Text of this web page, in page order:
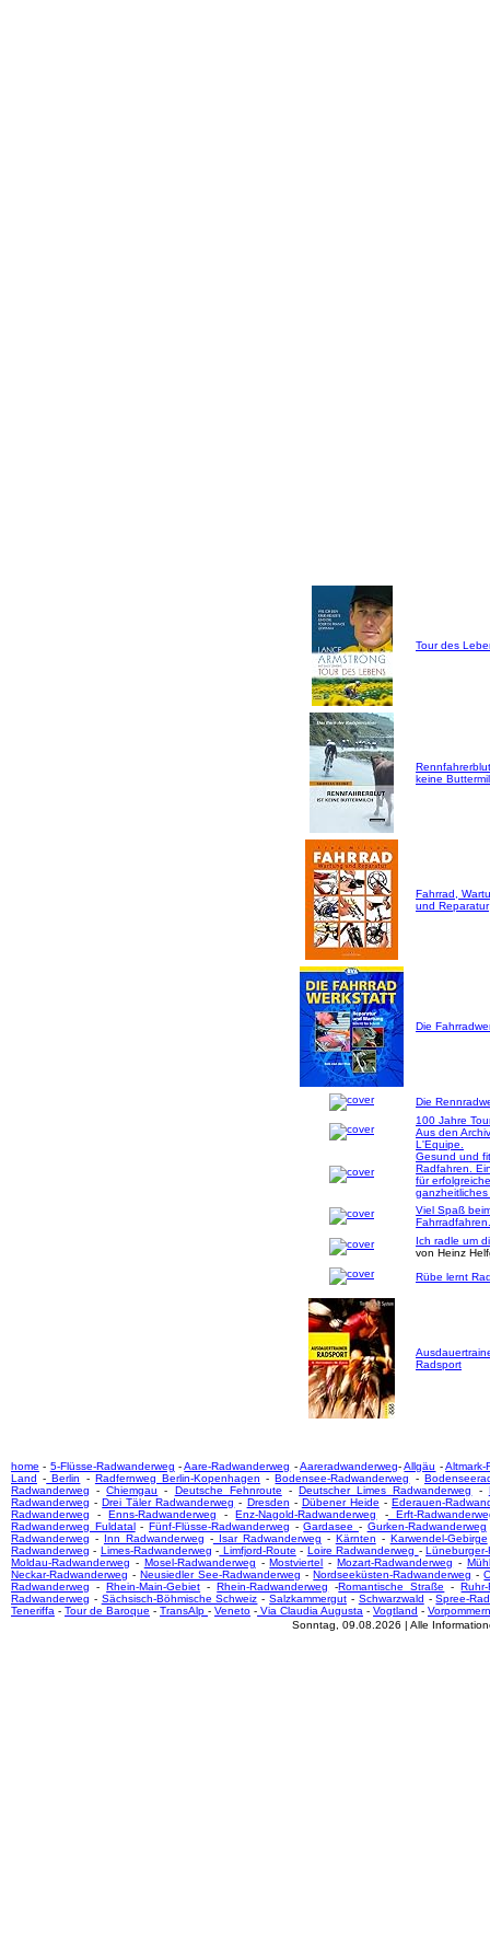
Tour des
keine
Fahrrad,
und Reparatur
Die
Die
100 Jahre
Aus den
L'Equipe.
Gesund und
Radfahren.
für
Viel Spaß
Fahrradfahren.
Ich radle um
von Heinz
Rübe lernt
Radsport
home - 5-Flüsse-Radwanderweg -Aare-Radwanderweg -Aareradwanderweg-Allgäu -Altmark-
Land - Berlin - Radfernweg Berlin-Kopenhagen -Bodensee-Radwanderweg -
Radwanderweg -Chiemgau - Deutsche Fehnroute -Deutscher Limes Radwanderweg -
Radwanderweg -Drei Täler Radwanderweg - Dresden - Dübener Heide -Ederauen-
Radwanderweg -Enns-Radwanderweg -Enz-Nagold-Radwanderweg -Erft-
Radwanderweg Fuldatal- Fünf-Flüsse-Radwanderweg -Gardasee - Gurken-Radwanderweg
Radwanderweg - Inn Radwanderweg -Isar Radwanderweg - Kärnten - Karwendel-Gebirge
Radwanderweg - Limes-Radwanderweg - Limfjord-Route - Loire Radwanderweg -
Moldau-Radwanderweg - Mosel-Radwanderweg -Mostviertel -Mozart-Radwanderweg -
Neckar-Radwanderweg -Neusiedler See-Radwanderweg -Nordseeküsten-Radwanderweg -
Radwanderweg -Rhein-Main-Gebiet -Rhein-Radwanderweg -Romantische Straße -
Radwanderweg - Sächsisch-Böhmische Schweiz -Salzkammergut - Schwarzwald -Spree-
Teneriffa - Tour de Baroque - TransAlp - Veneto - Via Claudia Augusta - Vogtland - Vorpommern
Sonntag, 09.08.2026 | Alle